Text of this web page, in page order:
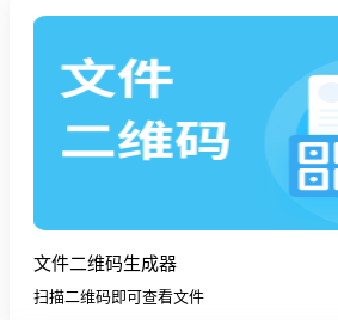
文件二维码生成器
扫描二维码即可查看文件